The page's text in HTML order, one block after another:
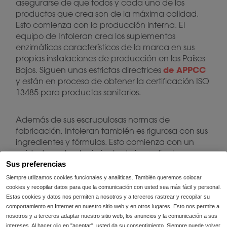
Sus preferencias
Siempre utilizamos cookies funcionales y analíticas. También queremos colocar
cookies y recopilar datos para que la comunicación con usted sea más fácil y personal.
Estas cookies y datos nos permiten a nosotros y a terceros rastrear y recopilar su
comportamiento en Internet en nuestro sitio web y en otros lugares. Esto nos permite a
nosotros y a terceros adaptar nuestro sitio web, los anuncios y la comunicación a sus
intereses. Al hacer clic en "aceptar", usted da su consentimiento. Siempre puede volver
asegurarse de que todos y cada uno de los
productos que crea son de la máxima calidad.
Esto comienza con la producción interna. El
equipo de Intoleran crea los suplementos
enzimáticos característicos de la marca en sus
propias instalaciones de producción en los Países
Bajos. Siguen unas estrictas directrices de APPCC
y están en proceso de obtener la certificación ISO
13485 para productos sanitarios.
Además de sus escrupulosas normas de
fabricación, Intoleran también es rigurosa con sus
ingredientes y fórmulas. Esto comienza con un
cuidadoso abastecimiento de ingredientes
locales, el 95% de los cuales se compran en
Europa. Son simples y limpios, sin aditivos. Se
ensamblan en las fórmulas características de
Intoleran mediante un método de producción
artesanal, que es lo más puro y eficaz posible.